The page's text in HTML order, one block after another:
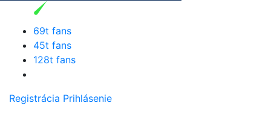
69t fans
45t fans
128t fans
Registrácia Prihlásenie